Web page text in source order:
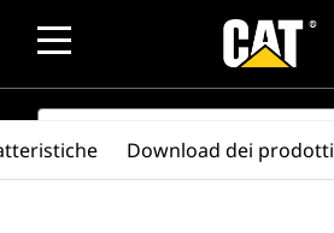
SEARCH
Download dei prodotti